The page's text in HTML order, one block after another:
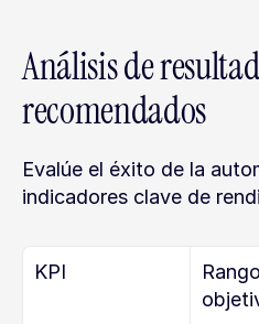
Análisis de
recomendados
Evalúe el éxito de la
indicadores clave de
KPI
Rango